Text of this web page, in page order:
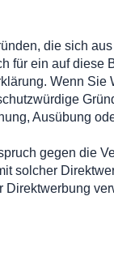
die sich
für ein auf diese
Wenn Sie
Ausübung
gegen die
solcher
Direktwerbung